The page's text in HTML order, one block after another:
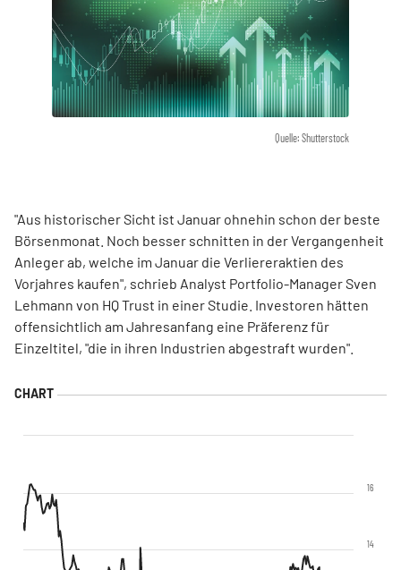
Quelle: Shutterstock
"Aus historischer Sicht ist Januar ohnehin schon der beste
Börsenmonat. Noch besser schnitten in der Vergangenheit
Anleger ab, welche im Januar die Verliereraktien des
Vorjahres kaufen", schrieb Analyst Portfolio-Manager Sven
Lehmann von HQ Trust in einer Studie. Investoren hätten
offensichtlich am Jahresanfang eine Präferenz für
Einzeltitel, "die in ihren Industrien abgestraft wurden".
14
16